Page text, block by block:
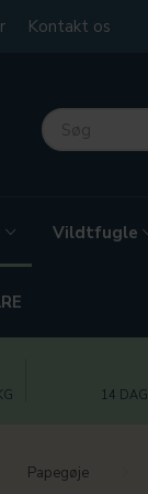
Kontakt os
Vildtfugle
14
Papegøje